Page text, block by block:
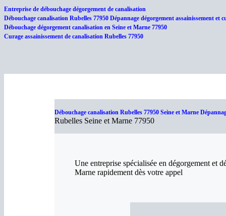
Entreprise de débouchage dégorgement de canalisation
Débouchage canalisation Rubelles 77950 Dépannage dégorgement assainissement et
Débouchage dégorgement canalisation en Seine et Marne 77950
Curage assainissement de canalisation Rubelles 77950
Débouchage canalisation Rubelles 77950 Seine et Marne
Rubelles Seine et Marne 77950
Une entreprise spécialisée en dégorgement et
Marne rapidement dès votre appel